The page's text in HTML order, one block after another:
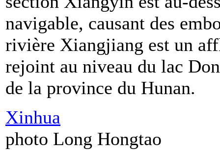
navigable, causant des
rivière Xiangjiang est un
rejoint au niveau du lac
de la province du Hunan.
Xinhua
photo Long Hongtao